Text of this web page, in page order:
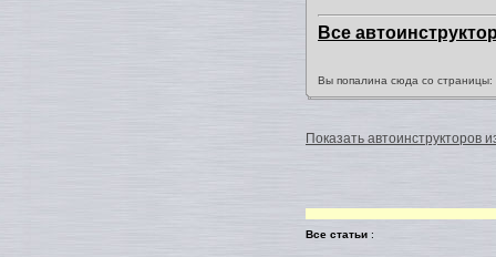
Все
Вы попалина сюда со
Показать автоинструкторов
Все статьи :